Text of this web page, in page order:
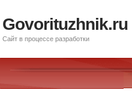
Govorituzhnik.ru
Сайт в процессе разработки